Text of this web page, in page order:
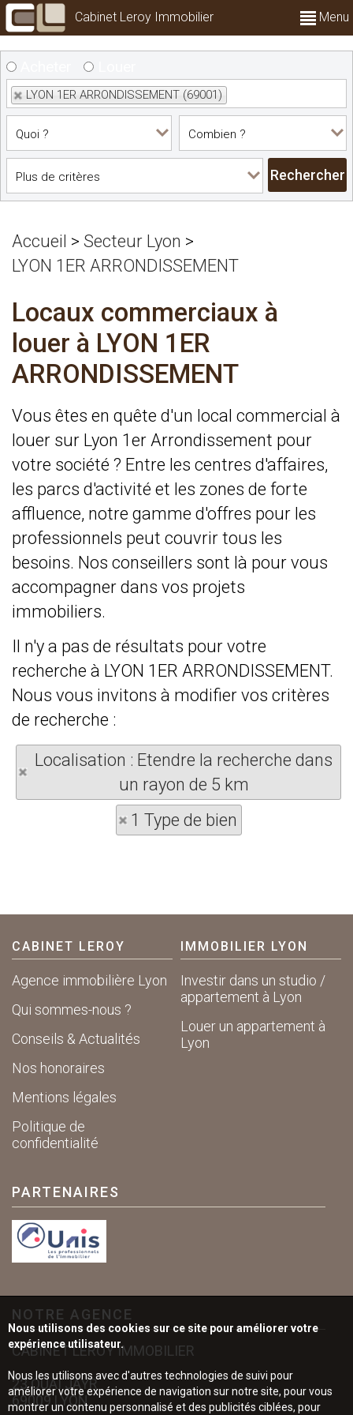
Cabinet Leroy Immobilier Menu
LYON 1ER ARRONDISSEMENT (69001)
Accueil > Secteur Lyon >
LYON 1ER ARRONDISSEMENT
Locaux commerciaux à
louer à LYON 1ER
ARRONDISSEMENT
Vous êtes en quête d'un local commercial à
louer sur Lyon 1er Arrondissement pour
votre société ? Entre les centres d'affaires,
les parcs d'activité et les zones de forte
affluence, notre gamme d'offres pour les
professionnels peut couvrir tous les
besoins. Nos conseillers sont là pour vous
accompagner dans vos projets
immobiliers.
Il n'y a pas de résultats pour votre
recherche à LYON 1ER ARRONDISSEMENT.
Nous vous invitons à modifier vos critères
de recherche :
Localisation : Etendre la recherche dans
un rayon de 5 km
1 Type de bien
CABINET LEROY
Agence immobilière Lyon
Qui sommes-nous ?
Conseils & Actualités
Nos honoraires
Mentions légales
Politique de
confidentialité
IMMOBILIER LYON
Investir dans un studio /
appartement à Lyon
Louer un appartement à
Lyon
PARTENAIRES
NOTRE AGENCE
CABINET LEROY IMMOBILIER
23 QUAI JAYR
69009 LYON
Nous utilisons des cookies sur ce site pour améliorer votre
expérience utilisateur.
Nous les utilisons avec d'autres technologies de suivi pour
améliorer votre expérience de navigation sur notre site, pour vous
montrer un contenu personnalisé et des publicités ciblées, pour